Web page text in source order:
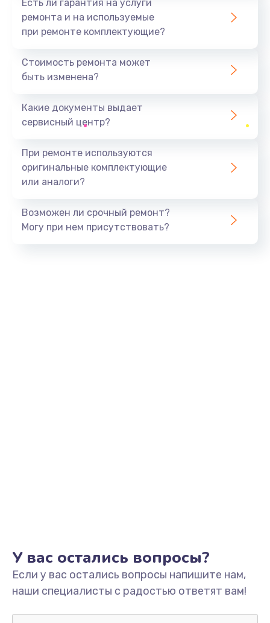
Есть ли гарантия на услуги
ремонта и на используемые
при ремонте комплектующие?
Стоимость ремонта может
быть изменена?
Какие документы выдает
сервисный центр?
При ремонте используются
оригинальные комплектующие
или аналоги?
Возможен ли срочный ремонт?
Могу при нем присутствовать?
У вас остались вопросы?
Если у вас остались вопросы напишите нам,
наши специалисты с радостью ответят вам!